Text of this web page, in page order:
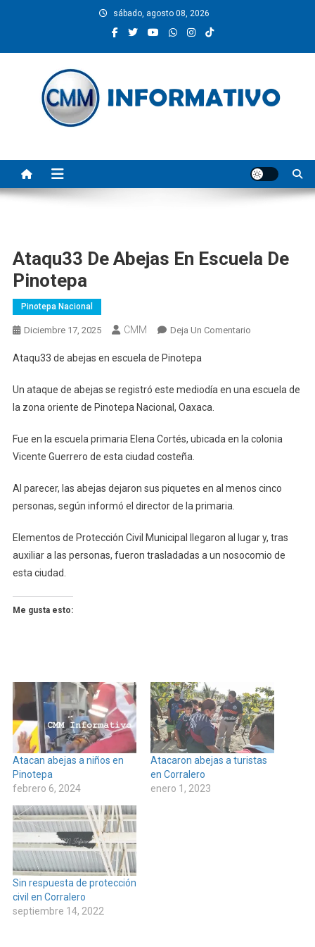
sábado, agosto 08, 2026
Ataqu33 De Abejas En Escuela De
Pinotepa
Pinotepa Nacional
Diciembre 17, 2025 CMM Deja Un ComentarioEn
En
Pinotepa
Ataqu33 de abejas en escuela de Pinotepa
Un ataque de abejas se registró este mediodía en una escuela de
la zona oriente de Pinotepa Nacional, Oaxaca.
Fue en la escuela primaria Elena Cortés, ubicada en la colonia
Vicente Guerrero de esta ciudad costeña.
Al parecer, las abejas dejaron sus piquetes en al menos cinco
personas, según informó el director de la primaria.
Elementos de Protección Civil Municipal llegaron al lugar y, tras
auxiliar a las personas, fueron trasladadas a un nosocomio de
esta ciudad.
Me gusta esto:
Atacan abejas a niños en
Pinotepa
febrero 6, 2024
Atacaron abejas a turistas
en Corralero
enero 1, 2023
Sin respuesta de protección
civil en Corralero
septiembre 14, 2022